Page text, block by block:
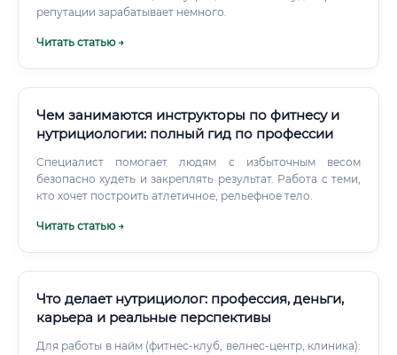
репутации зарабатывает немного.
Читать статью →
Чем занимаются инструкторы по фитнесу и
нутрициологии: полный гид по профессии
Специалист помогает людям с избыточным весом
безопасно худеть и закреплять результат. Работа с теми,
кто хочет построить атлетичное, рельефное тело.
Читать статью →
Что делает нутрициолог: профессия, деньги,
карьера и реальные перспективы
Для работы в найм (фитнес-клуб, велнес-центр, клиника):